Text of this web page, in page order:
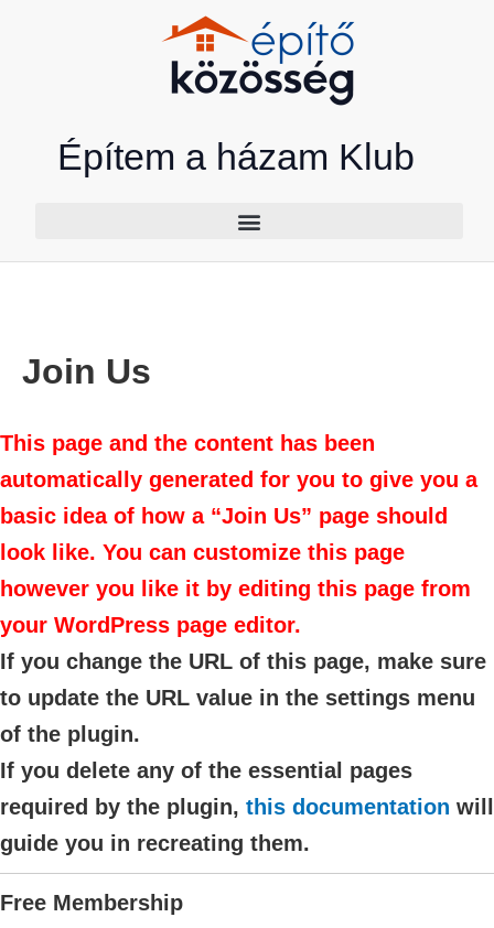
Építem a házam Klub
Join Us
This page and the content has been
automatically generated for you to give you a
basic idea of how a “Join Us” page should
look like. You can customize this page
however you like it by editing this page from
your WordPress page editor.
If you change the URL of this page, make sure
to update the URL value in the settings menu
of the plugin.
If you delete any of the essential pages
required by the plugin, this documentation will
guide you in recreating them.
Free Membership